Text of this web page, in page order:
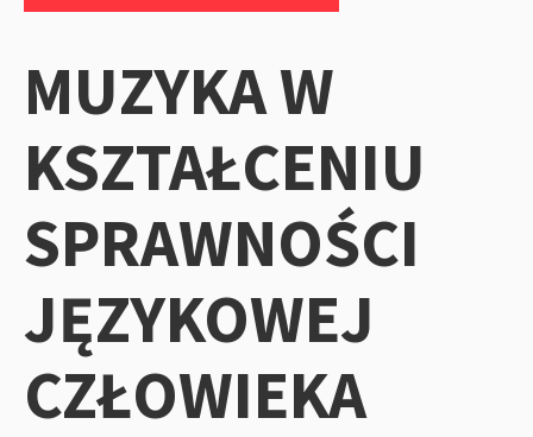
MUZYKA W
KSZTAŁCENIU
SPRAWNOŚCI
JĘZYKOWEJ
CZŁOWIEKA